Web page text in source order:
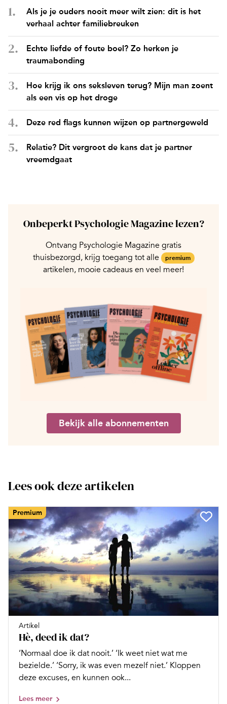
Als je je ouders nooit meer wilt zien: dit is het
verhaal achter familiebreuken
Echte liefde of foute boel? Zo herken je
traumabonding
Hoe krijg ik ons seksleven terug? Mijn man zoent
als een vis op het droge
Deze red flags kunnen wijzen op partnergeweld
Relatie? Dit vergroot de kans dat je partner
vreemdgaat
Onbeperkt Psychologie Magazine lezen?
Ontvang Psychologie Magazine gratis
thuisbezorgd, krijg toegang tot alle
premium
artikelen, mooie cadeaus en veel meer!
Bekijk alle abonnementen
Lees ook deze artikelen
Premium
Artikel
Hè, deed ik dat?
‘Normaal doe ik dat nooit.’ ‘Ik weet niet wat me
bezielde.’ ‘Sorry, ik was even mezelf niet.’ Kloppen
deze excuses, en kunnen ook...
Lees meer